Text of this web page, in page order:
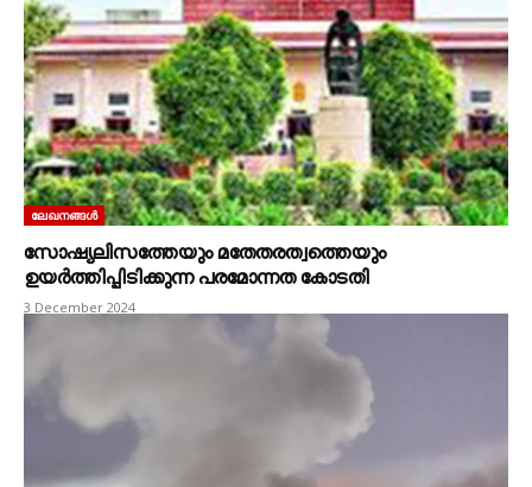
ലേഖനങ്ങൾ
സോഷ്യലിസത്തേയും മതേതരത്വത്തെയും
ഉയർത്തിപ്പിടിക്കുന്ന പരമോന്നത കോടതി
3 December 2024